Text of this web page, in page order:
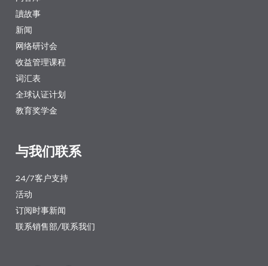
讀故事
新闻
网络研讨会
收益管理课程
词汇表
全球认证计划
教育奖学金
与我们联系
24/7客户支持
活动
订阅时事新闻
联系销售部/联系我们